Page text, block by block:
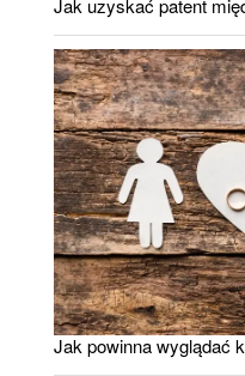
Jak uzyskać patent
Jak powinna wyglądać